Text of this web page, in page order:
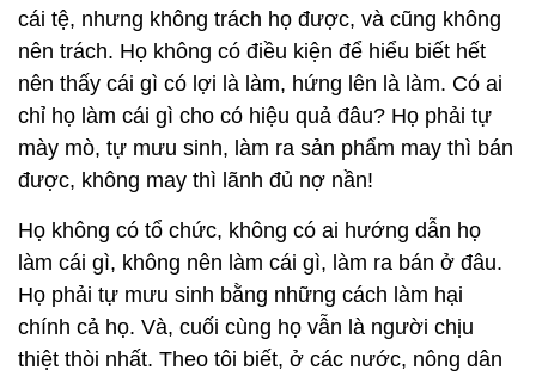
cái tệ, nhưng không trách họ được, và cũng không
nên trách. Họ không có điều kiện để hiểu biết hết
nên thấy cái gì có lợi là làm, hứng lên là làm. Có ai
chỉ họ làm cái gì cho có hiệu quả đâu? Họ phải tự
mày mò, tự mưu sinh, làm ra sản phẩm may thì bán
được, không may thì lãnh đủ nợ nần!
Họ không có tổ chức, không có ai hướng dẫn họ
làm cái gì, không nên làm cái gì, làm ra bán ở đâu.
Họ phải tự mưu sinh bằng những cách làm hại
chính cả họ. Và, cuối cùng họ vẫn là người chịu
thiệt thòi nhất. Theo tôi biết, ở các nước, nông dân